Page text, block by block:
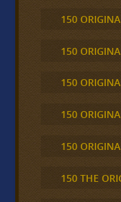
150
150
150
150
150
150 THE